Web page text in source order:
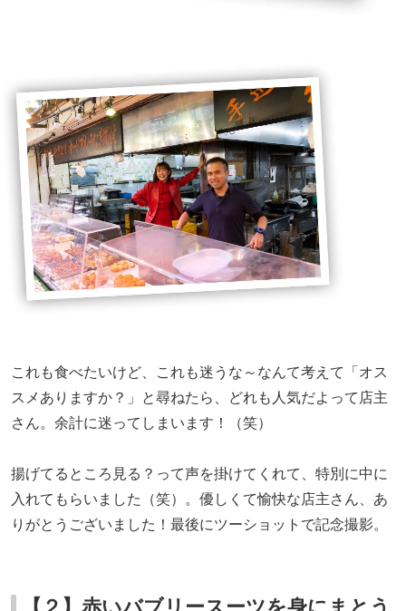
これも食べたいけど、これも迷うな～なんて考えて「オス
スメありますか？」と尋ねたら、どれも人気だよって店主
さん。余計に迷ってしまいます！（笑）
揚げてるところ見る？って声を掛けてくれて、特別に中に
入れてもらいました（笑）。優しくて愉快な店主さん、あ
りがとうございました！最後にツーショットで記念撮影。
【２】赤いバブリースーツを身にまとう